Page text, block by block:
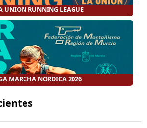
UNION RUNNING LEAGUE
MARCHA NORDICA 2026